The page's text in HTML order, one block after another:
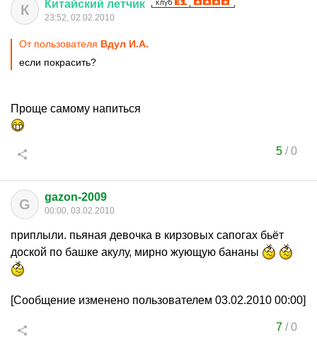
К Китайский летчик
23:52, 02.02.2010
От пользователя Вдул И.А.
если покрасить?
Проще самому напиться
5/0
G gazon-2009
00:00, 03.02.2010
приплыли. пьяная девочка в кирзовых сапогах бьёт
доской по башке акулу, мирно жующую бананы
[Сообщение изменено пользователем 03.02.2010 00:00]
7/0